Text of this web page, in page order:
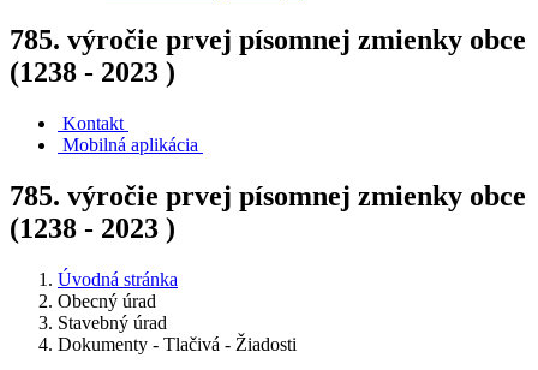
785. výročie prvej písomnej zmienky obce
(1238 - 2023 )
Kontakt
Mobilná aplikácia
785. výročie prvej písomnej zmienky obce
(1238 - 2023 )
Úvodná stránka
Obecný úrad
Stavebný úrad
Dokumenty - Tlačivá - Žiadosti